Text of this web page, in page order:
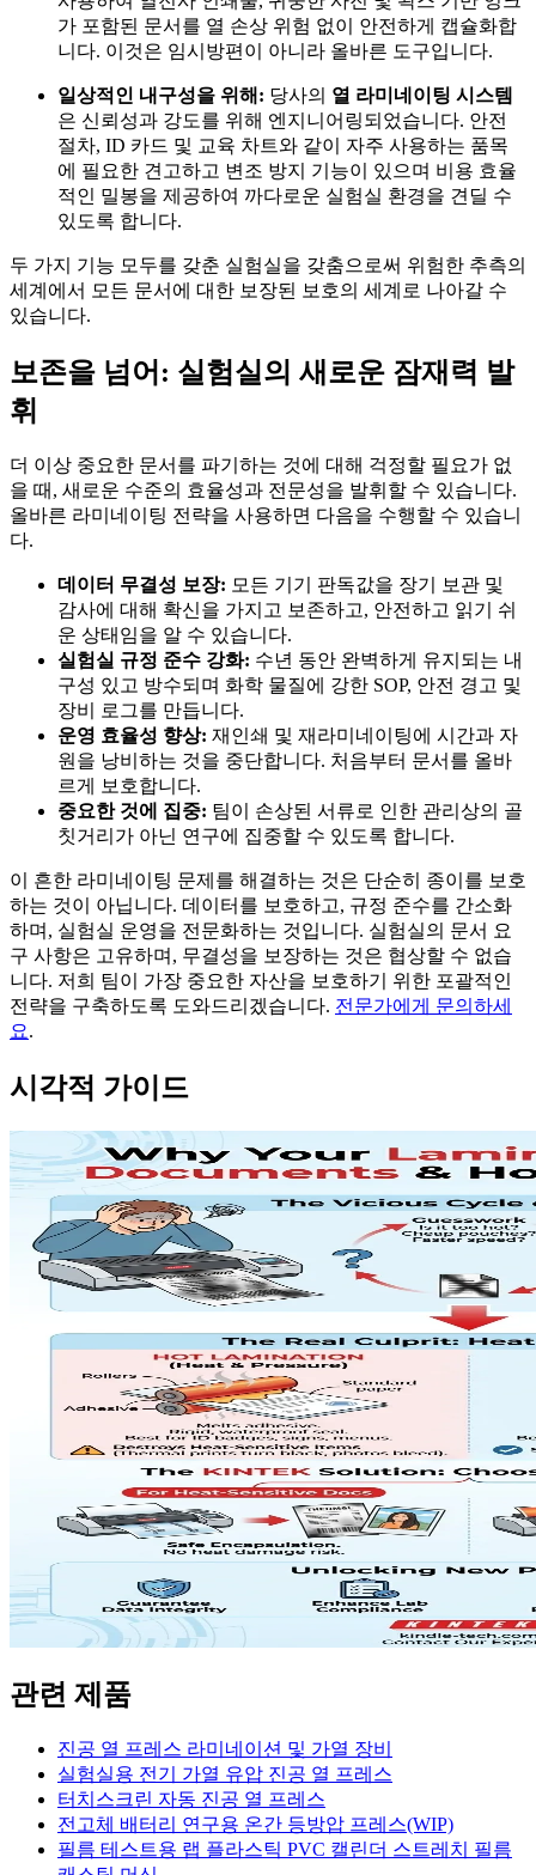
가 포함된 문서를 열 손상 위험 없이 안전하게 캡슐화합
니다. 이것은 임시방편이 아니라 올바른 도구입니다.
일상적인 내구성을 위해: 당사의 열 라미네이팅 시스템
은 신뢰성과 강도를 위해 엔지니어링되었습니다. 안전
절차, ID 카드 및 교육 차트와 같이 자주 사용하는 품목
에 필요한 견고하고 변조 방지 기능이 있으며 비용 효율
적인 밀봉을 제공하여 까다로운 실험실 환경을 견딜 수
있도록 합니다.
두 가지 기능 모두를 갖춘 실험실을 갖춤으로써 위험한 추측의
세계에서 모든 문서에 대한 보장된 보호의 세계로 나아갈 수
있습니다.
보존을 넘어: 실험실의 새로운 잠재력 발
휘
더 이상 중요한 문서를 파기하는 것에 대해 걱정할 필요가 없
을 때, 새로운 수준의 효율성과 전문성을 발휘할 수 있습니다.
올바른 라미네이팅 전략을 사용하면 다음을 수행할 수 있습니
다.
데이터 무결성 보장: 모든 기기 판독값을 장기 보관 및
감사에 대해 확신을 가지고 보존하고, 안전하고 읽기 쉬
운 상태임을 알 수 있습니다.
실험실 규정 준수 강화: 수년 동안 완벽하게 유지되는 내
구성 있고 방수되며 화학 물질에 강한 SOP, 안전 경고 및
장비 로그를 만듭니다.
운영 효율성 향상: 재인쇄 및 재라미네이팅에 시간과 자
원을 낭비하는 것을 중단합니다. 처음부터 문서를 올바
르게 보호합니다.
중요한 것에 집중: 팀이 손상된 서류로 인한 관리상의 골
칫거리가 아닌 연구에 집중할 수 있도록 합니다.
이 흔한 라미네이팅 문제를 해결하는 것은 단순히 종이를 보호
하는 것이 아닙니다. 데이터를 보호하고, 규정 준수를 간소화
하며, 실험실 운영을 전문화하는 것입니다. 실험실의 문서 요
구 사항은 고유하며, 무결성을 보장하는 것은 협상할 수 없습
니다. 저희 팀이 가장 중요한 자산을 보호하기 위한 포괄적인
전략을 구축하도록 도와드리겠습니다. 전문가에게 문의하세
요.
시각적 가이드
관련 제품
진공 열 프레스 라미네이션 및 가열 장비
실험실용 전기 가열 유압 진공 열 프레스
터치스크린 자동 진공 열 프레스
전고체 배터리 연구용 온간 등방압 프레스(WIP)
필름 테스트용 랩 플라스틱 PVC 캘린더 스트레치 필름